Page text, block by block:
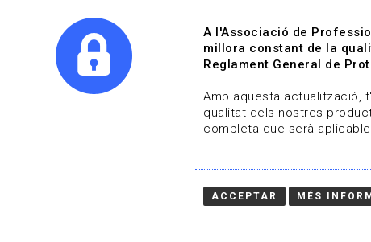
Qui som
A l'Associació de
millora constant de la
Reglament General de
Amb aquesta actualització,
qualitat dels nostres
completa que serà
ACCEPTAR MÉS